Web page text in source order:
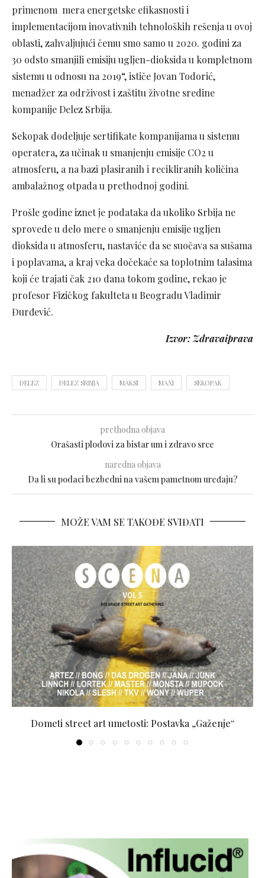
primenom mera energetske efikasnosti i
implementacijom inovativnih tehnoloških rešenja u ovoj
oblasti, zahvaljujući čemu smo samo u 2020. godini za
30 odsto smanjili emisiju ugljen-dioksida u kompletnom
sistemu u odnosu na 2019“, ističe Jovan Todorić,
menadžer za održivost i zaštitu životne sredine
kompanije Delez Srbija.
Sekopak dodeljuje sertifikate kompanijama u sistemu
operatera, za učinak u smanjenju emisije CO2 u
atmosferu, a na bazi plasiranih i recikliranih količina
ambalažnog otpada u prethodnoj godini.
Prošle godine iznet je podataka da ukoliko Srbija ne
sprovede u delo mere o smanjenju emisije ugljen
dioksida u atmosferu, nastaviće da se suočava sa sušama
i poplavama, a kraj veka dočekaće sa toplotnim talasima
koji će trajati čak 210 dana tokom godine, rekao je
profesor Fizičkog fakulteta u Beogradu Vladimir
Đurđević.
Izvor: Zdravaiprava
DELEZ DELEZ SRBIJA MAKSI MAXI SEKOPAK
prethodna objava
Orašasti plodovi za bistar um i zdravo srce
naredna objava
Da li su podaci bezbedni na vašem pametnom uređaju?
MOŽE VAM SE TAKOĐE SVIĐATI
Dometi street art umetosti: Postavka „Gaženje“